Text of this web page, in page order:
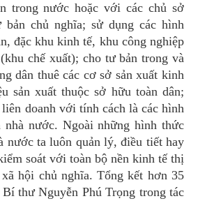
trong nước hoặc với các chủ sở
chủ nghĩa; sử dụng các hình
đặc khu kinh tế, khu công nghiệp
chế xuất); cho tư bản trong và
dân thuê các cơ sở sản xuất kinh
sản xuất thuộc sở hữu toàn dân;
doanh với tính cách là các hình
nước. Ngoài những hình thức
nước ta luôn quản lý, điều tiết hay
soát với toàn bộ nền kinh tế thị
hội chủ nghĩa. Tổng kết hơn 35
thư Nguyễn Phú Trọng trong tác